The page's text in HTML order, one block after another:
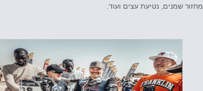
מחזור שמנים, נטיעת עצים ועוד.